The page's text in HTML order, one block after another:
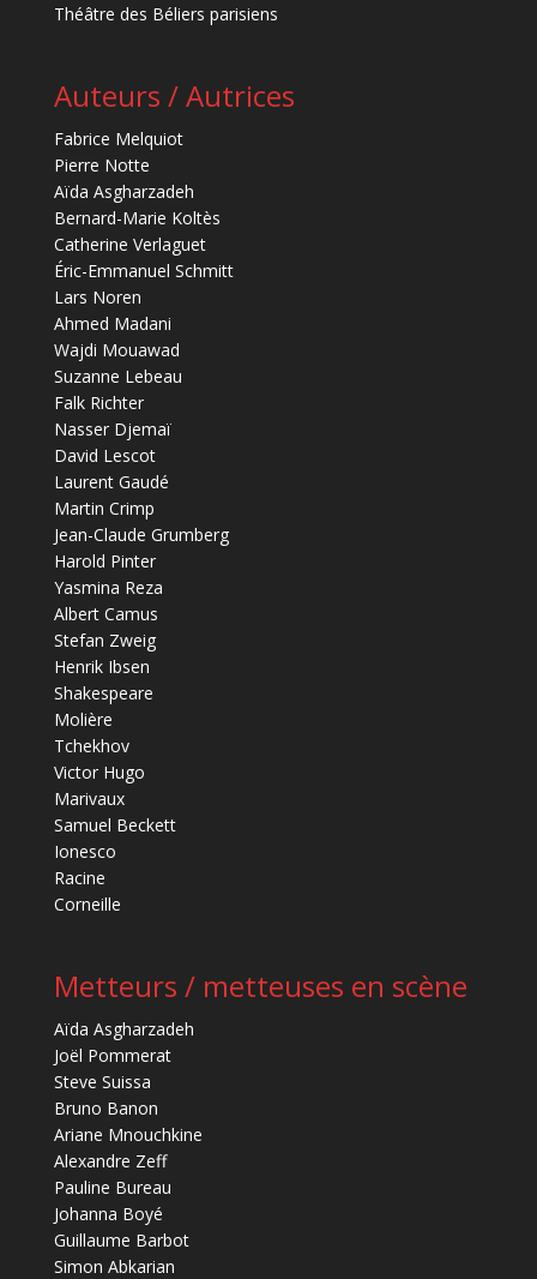
Théâtre des Béliers parisiens
Auteurs / Autrices
Fabrice Melquiot
Pierre Notte
Aïda Asgharzadeh
Bernard-Marie Koltès
Catherine Verlaguet
Éric-Emmanuel Schmitt
Lars Noren
Ahmed Madani
Wajdi Mouawad
Suzanne Lebeau
Falk Richter
Nasser Djemaï
David Lescot
Laurent Gaudé
Martin Crimp
Jean-Claude Grumberg
Harold Pinter
Yasmina Reza
Albert Camus
Stefan Zweig
Henrik Ibsen
Shakespeare
Molière
Tchekhov
Victor Hugo
Marivaux
Samuel Beckett
Ionesco
Racine
Corneille
Metteurs / metteuses en scène
Aïda Asgharzadeh
Joël Pommerat
Steve Suissa
Bruno Banon
Ariane Mnouchkine
Alexandre Zeff
Pauline Bureau
Johanna Boyé
Guillaume Barbot
Simon Abkarian